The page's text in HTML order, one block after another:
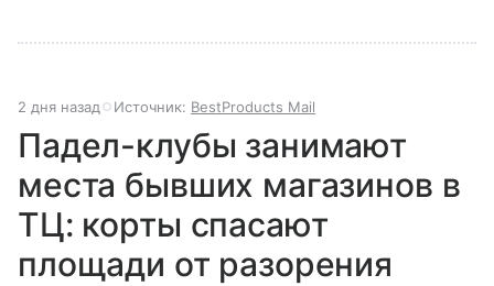
2 дня назад Источник: BestProducts Mail
Падел-клубы занимают
места бывших магазинов в
ТЦ: корты спасают
площади от разорения